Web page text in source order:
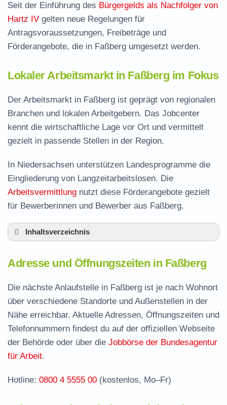
Seit der Einführung des Bürgergelds als Nachfolger von
Hartz IV gelten neue Regelungen für
Antragsvoraussetzungen, Freibeträge und
Förderangebote, die in Faßberg umgesetzt werden.
Lokaler Arbeitsmarkt in Faßberg im Fokus
Der Arbeitsmarkt in Faßberg ist geprägt von regionalen
Branchen und lokalen Arbeitgebern. Das Jobcenter
kennt die wirtschaftliche Lage vor Ort und vermittelt
gezielt in passende Stellen in der Region.
In Niedersachsen unterstützen Landesprogramme die
Eingliederung von Langzeitarbeitslosen. Die
Arbeitsvermittlung nutzt diese Förderangebote gezielt
für Bewerberinnen und Bewerber aus Faßberg.
Inhaltsverzeichnis
Leistungen der Arbeitsvermittlung in Faßberg
Termin vereinbaren und Bürgergeld beantragen
Jobcenter Celle – zuständige Stelle
Stellenangebote und Jobbörse in Faßberg
Häufige Fragen rund ums Jobcenter
Adresse und Öffnungszeiten in Faßberg
Die nächste Anlaufstelle in Faßberg ist je nach Wohnort
über verschiedene Standorte und Außenstellen in der
Nähe erreichbar. Aktuelle Adressen, Öffnungszeiten und
Telefonnummern findest du auf der offiziellen Webseite
der Behörde oder über die Jobbörse der Bundesagentur
für Arbeit.
Hotline: 0800 4 5555 00 (kostenlos, Mo–Fr)